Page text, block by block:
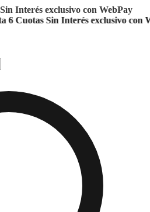
Interés exclusivo con WebPay
Sin Interés exclusivo con